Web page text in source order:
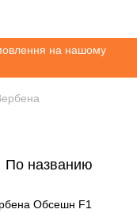
на нашому
По названию